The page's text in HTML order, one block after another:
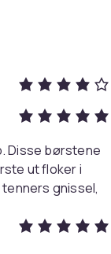
vekst.
etterlater en
og volum.
sta hår)
håret
Disse børstene
ut floker i
tenners gnissel,